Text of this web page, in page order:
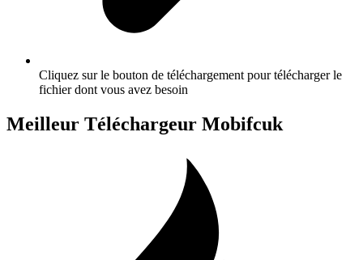
Cliquez sur le bouton de téléchargement pour télécharger le
fichier dont vous avez besoin
Meilleur Téléchargeur Mobifcuk